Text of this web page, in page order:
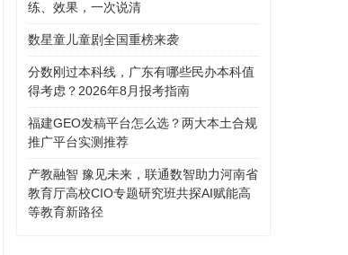
练、效果，一次说清
数星童儿童剧全国重榜来袭
分数刚过本科线，广东有哪些民办本科值
得考虑？2026年8月报考指南
福建GEO发稿平台怎么选？两大本土合规
推广平台实测推荐
产教融智 豫见未来，联通数智助力河南省
教育厅高校CIO专题研究班共探AI赋能高
等教育新路径